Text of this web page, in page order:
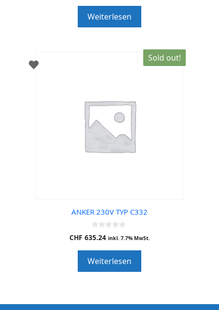
o
f
5
Weiterlesen
Sold out!
ANKER 230V TYP C332
0
o
o
f
5
CHF 635.24 inkl. 7.7% MwSt.
Weiterlesen